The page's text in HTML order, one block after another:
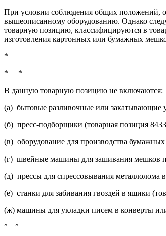
При условии соблюдения общих положений,
вышеописанному оборудованию. Однако
товарную позицию, классифицируются в
изготовления картонных или бумажных
*
* *
В данную товарную позицию не включаются:
(а) бытовые разливочные или закатывающие
(б) пресс-подборщики (товарная позиция
(в) оборудование для производства
(г) швейные машины для зашивания мешков
(д) прессы для спрессовывания металлолома
(е) станки для забивания гвоздей в ящики
(ж) машины для укладки писем в конверты
° °